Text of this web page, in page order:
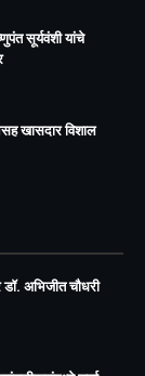
सूर्यवंशी यांचे
खासदार विशाल
डॉ. अभिजीत चौधरी